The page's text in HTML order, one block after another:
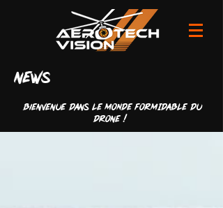
news
Bienvenue dans LE MONDE FORMIDABLE du
drone !